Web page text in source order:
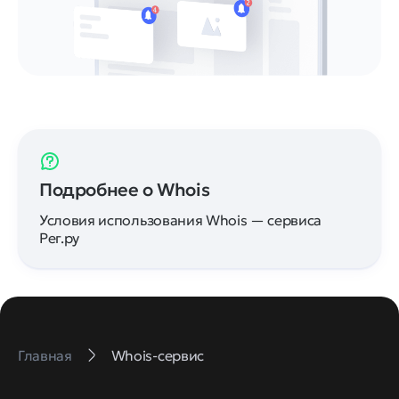
Подробнее о Whois
Условия использования Whois — сервиса
Рег.ру
Главная Whois-сервис